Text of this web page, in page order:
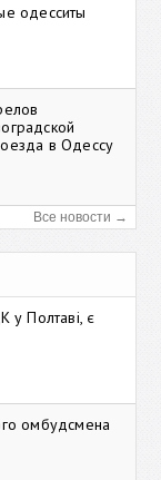
одесситы
в Одессу
Все новости →
у Полтаві, є
омбудсмена